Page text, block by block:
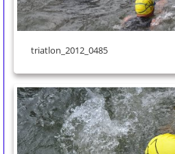
triatlon_2012_0485